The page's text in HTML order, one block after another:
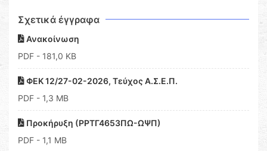
Σχετικά έγγραφα
Ανακοίνωση
PDF - 181,0 KB
ΦΕΚ 12/27-02-2026, Τεύχος Α.Σ.Ε.Π.
PDF - 1,3 MB
Προκήρυξη (ΡΡΤΓ4653ΠΩ-ΩΨΠ)
PDF - 1,1 MB